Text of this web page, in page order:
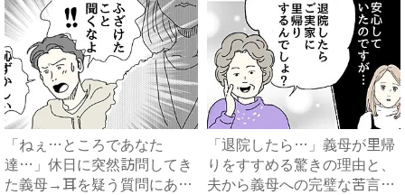
「ねぇ…ところであなた
達…」休日に突然訪問してき
た義母→耳を疑う質問にあ
「退院したら…」義母が里帰
りをすすめる驚きの理由と、
夫から義母への完璧な苦言